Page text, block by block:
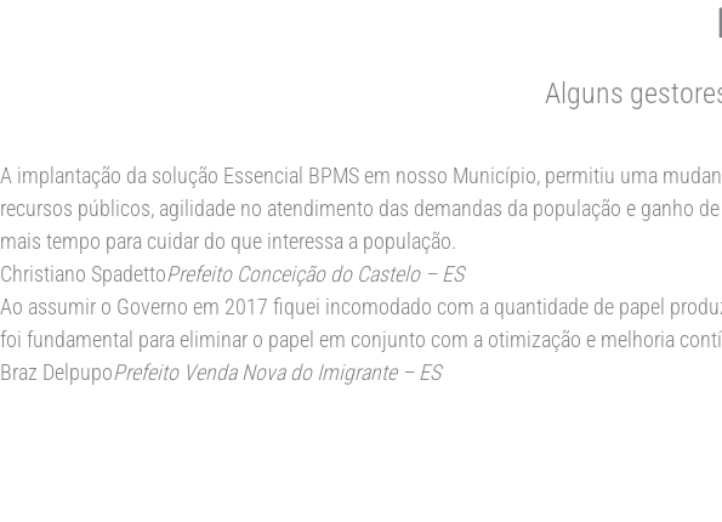
Alguns
A implantação da solução Essencial BPMS em nosso Município, permitiu uma
recursos públicos, agilidade no atendimento das demandas da população e ganho
mais tempo para cuidar do que interessa a população.
Christiano SpadettoPrefeito Conceição do Castelo – ES
Ao assumir o Governo em 2017 fiquei incomodado com a quantidade de papel
foi fundamental para eliminar o papel em conjunto com a otimização e melhoria
Braz DelpupoPrefeito Venda Nova do Imigrante – ES